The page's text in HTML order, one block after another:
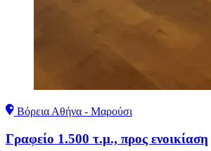
Βόρεια Αθήνα - Μαρούσι
Γραφείο 1.500 τ.μ., προς ενοικίαση